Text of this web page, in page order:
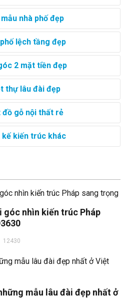
nhà phố đẹp
lệch tầng đẹp
2 mặt tiền đẹp
thự lâu đài đẹp
đồ gỗ nội thất rẻ
kế kiến trúc khác
góc nhìn kiến trúc Pháp
12430
mẫu lâu đài đẹp nhất ở